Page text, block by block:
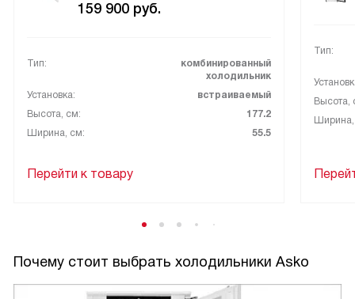
159 900 руб.
Тип:
комбинированный
холодильник
Установка:
встраиваемый
Высота, см:
177.2
Ширина, см:
55.5
Перейти к товару
Тип:
Высота,
Почему стоит выбрать холодильники Asko